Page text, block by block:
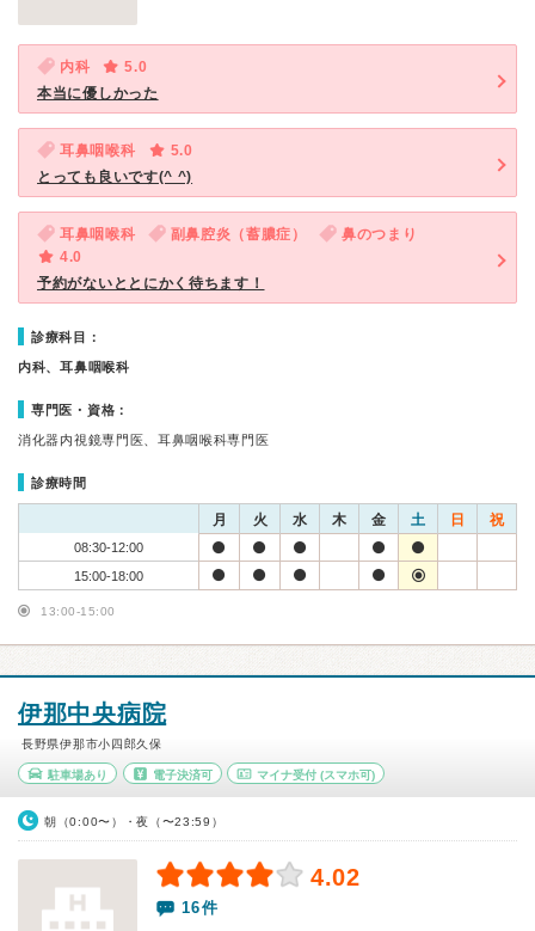
内科
5.0
本当に優しかった
耳鼻咽喉科
5.0
とっても良いです(^ ^)
耳鼻咽喉科 副鼻腔炎（蓄膿症）
鼻のつまり
4.0
予約がないととにかく待ちます！
診療科目：
内科、耳鼻咽喉科
専門医・資格：
消化器内視鏡専門医、耳鼻咽喉科専門医
診療時間
月 火 水 木 金 土 日 祝
08:30-12:00
15:00-18:00
13:00-15:00
伊那中央病院
長野県伊那市小四郎久保
駐車場あり 電子決済可 マイナ受付 (スマホ可)
朝（0:00〜）・夜（〜23:59）
4.02
16件